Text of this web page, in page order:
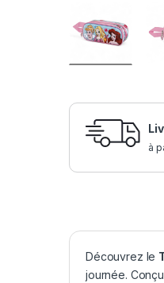
à
Découvrez le
journée.